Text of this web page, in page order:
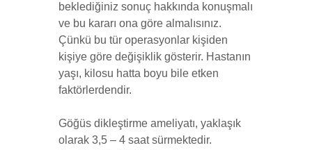
beklediğiniz sonuç hakkında konuşmalı
ve bu kararı ona göre almalısınız.
Çünkü bu tür operasyonlar kişiden
kişiye göre değişiklik gösterir. Hastanın
yaşı, kilosu hatta boyu bile etken
faktörlerdendir.
Göğüs dikleştirme ameliyatı, yaklaşık
olarak 3,5 – 4 saat sürmektedir.